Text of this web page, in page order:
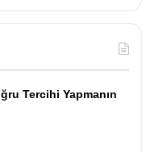
Tercihi Yapmanın